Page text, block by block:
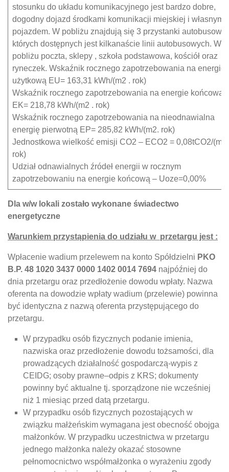
stosunku do układu komunikacyjnego jest bardzo dobre,
dogodny dojazd środkami komunikacji miejskiej i własnym
pojazdem. W pobliżu znajdują się 3 przystanki autobusowe
których dostępnych jest kilkanaście linii autobusowych. W
pobliżu poczta, sklepy , szkoła podstawowa, kościół oraz
ryneczek. Wskaźnik rocznego zapotrzebowania na energie
użytkową EU= 163,31 kWh/(m2 . rok)
Wskaźnik rocznego zapotrzebowania na energie końcową
EK= 218,78 kWh/(m2 . rok)
Wskaźnik rocznego zapotrzebowania na nieodnawialna
energię pierwotną EP= 285,82 kWh/(m2. rok)
Jednostkowa wielkość emisji CO2 – ECO2 = 0,08tCO2/(m2
rok)
Udział odnawialnych źródeł energii w rocznym
zapotrzebowaniu na energie końcową – Uoze=0,00%
Dla w/w lokali zostało wykonane świadectwo
energetyczne
Warunkiem przystąpienia do udziału w przetargu jest :
Wpłacenie wadium przelewem na konto Spółdzielni PKO
B.P. 48 1020 3437 0000 1402 0014 7694 najpóźniej do
dnia przetargu oraz przedłożenie dowodu wpłaty. Nazwa
oferenta na dowodzie wpłaty wadium (przelewie) powinna
być identyczna z nazwą oferenta przystępującego do
przetargu.
W przypadku osób fizycznych podanie imienia,
nazwiska oraz przedłożenie dowodu tożsamości, dla
prowadzących działalność gospodarczą-wypis z
CEIDG; osoby prawne–odpis z KRS; dokumenty
powinny być aktualne tj. sporządzone nie wcześniej
niż 1 miesiąc przed datą przetargu.
W przypadku osób fizycznych pozostających w
związku małżeńskim wymagana jest obecność obojga
małżonków. W przypadku uczestnictwa w przetargu
jednego małżonka należy okazać stosowne
pełnomocnictwo współmałżonka o wyrażeniu zgody